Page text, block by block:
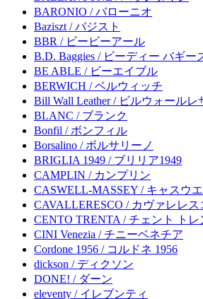
BARONIO / バローニオ
Baziszt / バジスト
BBR / ビービーアール
B.D. Baggies / ビーディー バギー
BE ABLE / ビーエイブル
BERWICH / ベルウィッチ
Bill Wall Leather / ビルウォールレ
BLANC / ブランク
Bonfil / ボンフィル
Borsalino / ボルサリーノ
BRIGLIA 1949 / ブリリア1949
CAMPLIN / カンプリン
CASWELL-MASSEY / キャスウ
CAVALLERESCO / カヴァレレス
CENTO TRENTA / チェント トレ
CINI Venezia / チニーベネチア
Cordone 1956 / コルドネ 1956
dickson / ディクソン
DONE! / ダーン
eleventy / イレブンティ